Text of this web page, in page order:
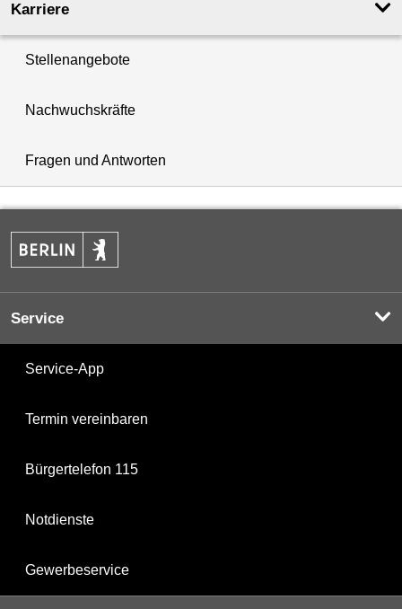
Karriere
Stellenangebote
Nachwuchskräfte
Fragen und Antworten
Service
Service-App
Termin vereinbaren
Bürgertelefon 115
Notdienste
Gewerbeservice